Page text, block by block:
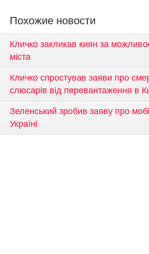
Похожие новости
Кличко закликав киян за
міста
Кличко спростував заяви про
слюсарів від перевантаження в
Зеленський зробив заяву про
Україні